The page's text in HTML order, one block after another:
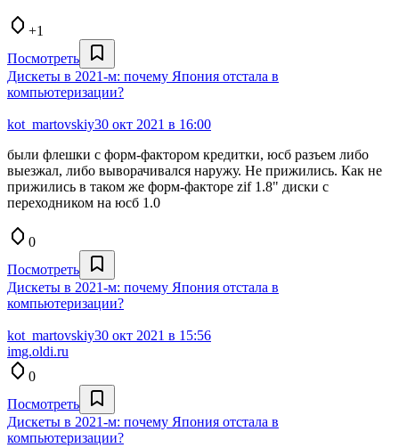
+1
Посмотреть
Дискеты в 2021-м: почему Япония отстала в
компьютеризации?
kot_martovskiy30 окт 2021 в 16:00
были флешки с форм-фактором кредитки, юсб разъем либо
выезжал, либо выворачивался наружу. Не прижились. Как не
прижились в таком же форм-факторе zif 1.8" диски с
переходником на юсб 1.0
0
Посмотреть
Дискеты в 2021-м: почему Япония отстала в
компьютеризации?
kot_martovskiy30 окт 2021 в 15:56
img.oldi.ru
0
Посмотреть
Дискеты в 2021-м: почему Япония отстала в
компьютеризации?